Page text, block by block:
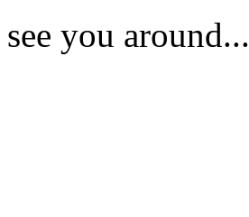
see you around...